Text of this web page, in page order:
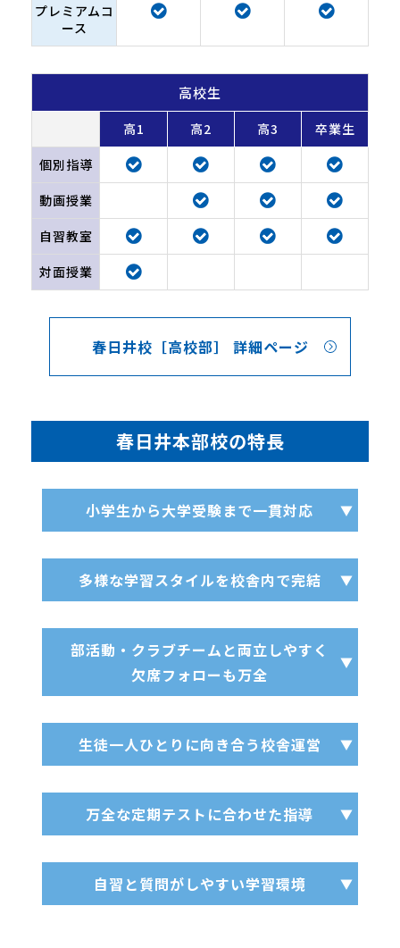
プレミアムコ
ース
高校生
高1 高2 高3
卒業生
個別指導
動画授業
自習教室
対面授業
春日井校［高校部］ 詳細ページ
春日井本部校の特長
小学生から大学受験まで一貫対応
多様な学習スタイルを校舎内で完結
部活動・クラブチームと両立しやすく
欠席フォローも万全
生徒一人ひとりに向き合う校舎運営
万全な定期テストに合わせた指導
自習と質問がしやすい学習環境